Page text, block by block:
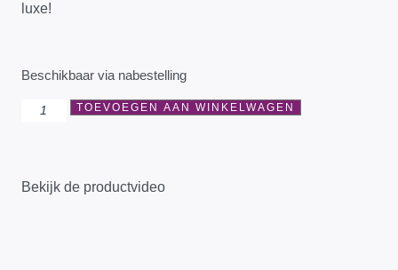
luxe!
Beschikbaar via nabestelling
TOEVOEGEN AAN WINKELWAGEN
Bekijk de productvideo